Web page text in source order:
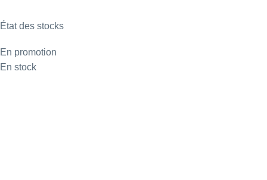
État des stocks
En promotion
En stock